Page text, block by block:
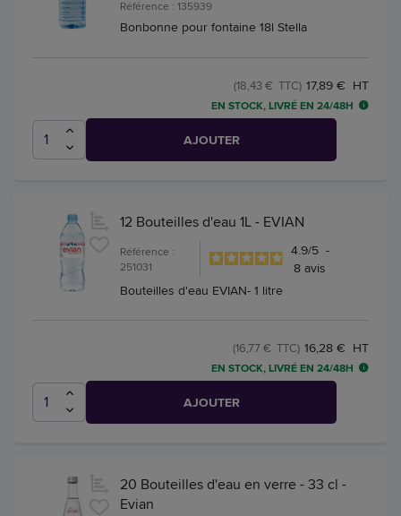
Référence : 135939
Bonbonne pour fontaine 18l Stella
17,89 € HT
(18,43 € TTC)
EN STOCK, LIVRÉ EN 24/48H
AJOUTER
12 Bouteilles d'eau 1L - EVIAN
Référence :
251031
4.9/5 -
8 avis
Bouteilles d'eau EVIAN- 1 litre
16,28 € HT
(16,77 € TTC)
EN STOCK, LIVRÉ EN 24/48H
AJOUTER
20 Bouteilles d'eau en verre - 33 cl -
Evian